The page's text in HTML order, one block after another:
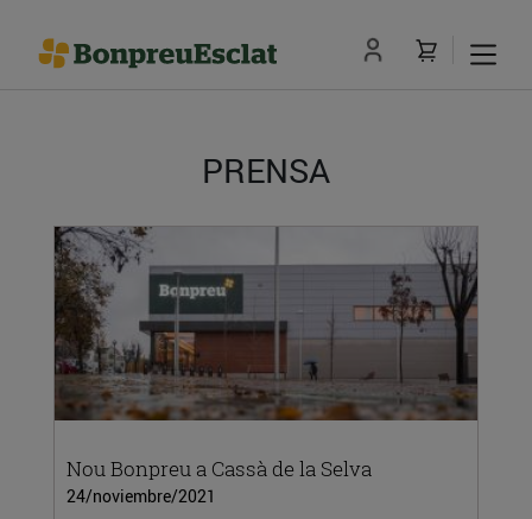
PRENSA
Nou Bonpreu a Cassà de la Selva
24/noviembre/2021